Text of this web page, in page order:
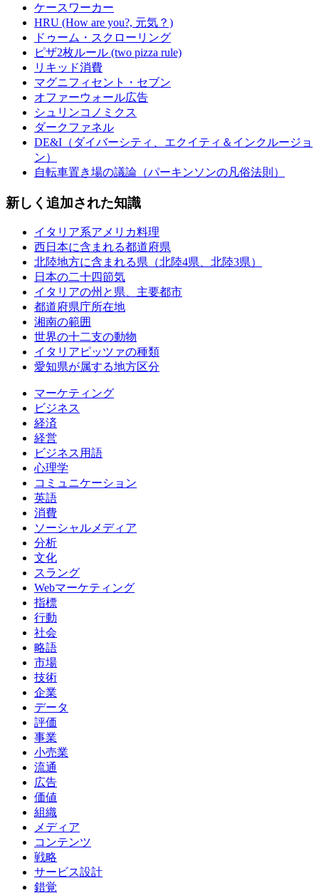
ケースワーカー
HRU (How are you?, 元気？)
ドゥーム・スクローリング
ピザ2枚ルール (two pizza rule)
リキッド消費
マグニフィセント・セブン
オファーウォール広告
シュリンコノミクス
ダークファネル
DE&I（ダイバーシティ、エクイティ＆インクルージョ
ン）
自転車置き場の議論（パーキンソンの凡俗法則）
新しく追加された知識
イタリア系アメリカ料理
西日本に含まれる都道府県
北陸地方に含まれる県（北陸4県、北陸3県）
日本の二十四節気
イタリアの州と県、主要都市
都道府県庁所在地
湘南の範囲
世界の十二支の動物
イタリアピッツァの種類
愛知県が属する地方区分
マーケティング
ビジネス
経済
経営
ビジネス用語
心理学
コミュニケーション
英語
消費
ソーシャルメディア
分析
文化
スラング
Webマーケティング
指標
行動
社会
略語
市場
技術
企業
データ
評価
事業
小売業
流通
広告
価値
組織
メディア
コンテンツ
戦略
サービス設計
錯覚